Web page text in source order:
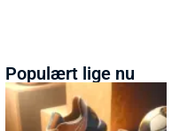
Populært lige nu